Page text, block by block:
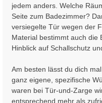
jedem anders. Welche
Seite zum Badezimmer?
versiegelte Tür wegen der
Material bestimmt auch die
Hinblick auf Schallschutz
Am besten lässt du dich
ganz eigene, spezifische
waren bei Tür-und-Zarge
entsprechend mehr als